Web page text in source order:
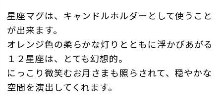
星座マグは、キャンドルホルダーとして使うこと
が出来ます。
オレンジ色の柔らかな灯りとともに浮かびあがる
１２星座は、とても幻想的。
にっこり微笑むお月さまも照らされて、穏やかな
空間を演出してくれます。